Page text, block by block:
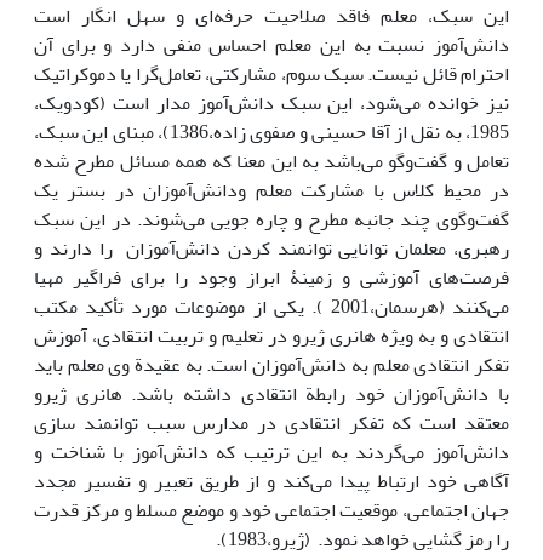
این سبک، معلم فاقد صلاحیت حرفه‌ای و سهل انگار است
دانش‌آموز نسبت به این معلم احساس منفی دارد و برای آن
احترام قائل نیست. سبک سوم، مشارکتی، تعامل‌گرا یا دموکراتیک
نیز خوانده می‌شود، این سبک دانش‌آموز مدار است (کودویک،
1985، به نقل از آقا حسینی و صفوی زاده،1386)، مبنای این سبک،
تعامل و گفت‌وگو می‌باشد به این معنا که همه مسائل مطرح شده
در محیط کلاس با مشارکت معلم ودانش‌آموزان در بستر یک
گفت‌وگوی چند جانبه مطرح و چاره جویی می‌شوند. در این سبک
رهبری، معلمان توانایی توانمند کردن دانش‌آموزان را دارند و
فرصت‌های آموزشی و زمینۀ ابراز وجود را برای فراگیر مهیا
می‌کنند (هرسمان،2001 ). یکی از موضوعات مورد تأکید مکتب
انتقادی و به ویژه هانری ژیرو در تعلیم و تربیت انتقادی، آموزش
تفکر انتقادی معلم به دانش‌آموزان است. به عقیدة وی معلم باید
با دانش‌آموزان خود رابطة انتقادی داشته باشد. هانری ژیرو
معتقد است که تفکر انتقادی در مدارس سبب توانمند سازی
دانش‌آموز می‌گردند به این ترتیب که دانش‌آموز با شناخت و
آگاهی خود ارتباط پیدا می‌کند و از طریق تعبیر و تفسیر مجدد
جهان اجتماعی، موقعیت اجتماعی خود و موضع مسلط و مرکز قدرت
را رمز گشایی خواهد نمود. (ژیرو،1983).